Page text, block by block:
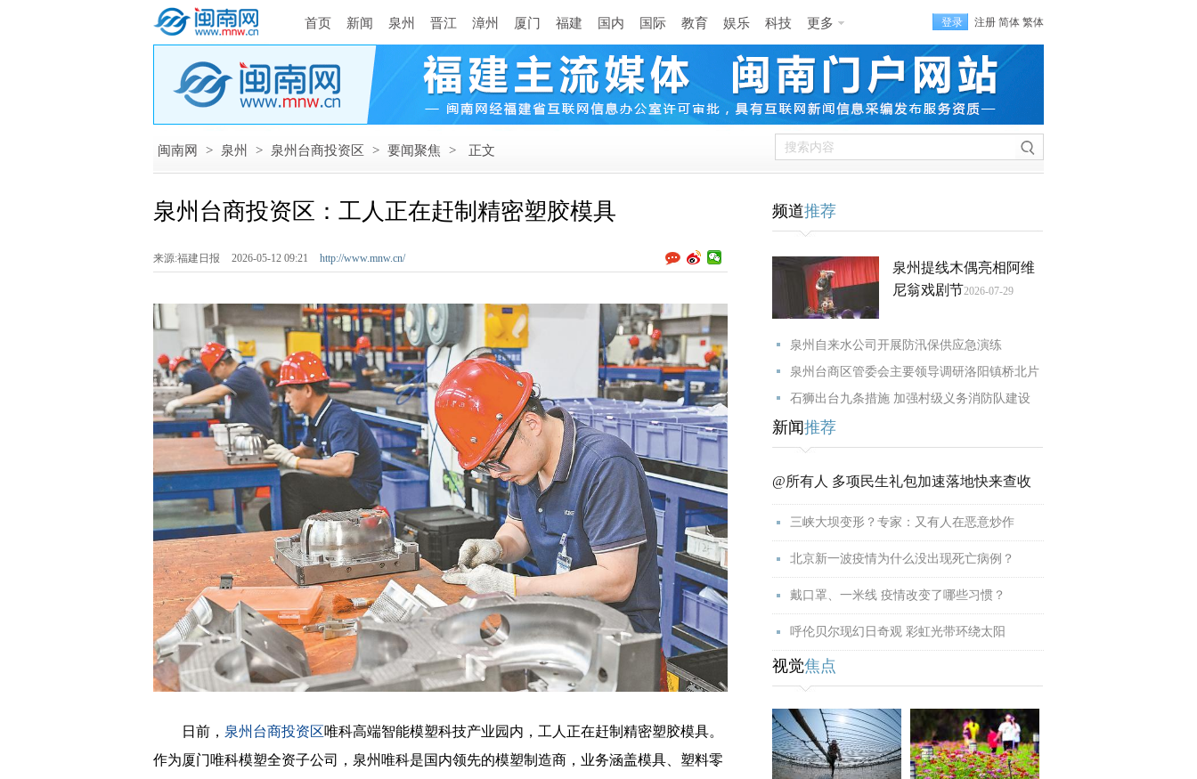
首页 新闻 泉州 晋江 漳州 厦门 福建 国内 国际 教育 娱乐 科技 更多 登录 注册 简体 繁体
闽南网 > 泉州 > 泉州台商投资区 > 要闻聚焦 > 正文
泉州台商投资区：工人正在赶制精密塑胶模具
来源:福建日报 2026-05-12 09:21 http://www.mnw.cn/
日前， 泉州台商投资区唯科高端智能模塑科技产业园内，工人正在赶制精密塑胶模具。
作为厦门唯科模塑全资子公司，泉州唯科是国内领先的模塑制造商，业务涵盖模具、塑料零
频道推荐
泉州提线木偶亮相阿维
尼翁戏剧节2026-07-29
泉州自来水公司开展防汛保供应急演练
泉州台商区管委会主要领导调研洛阳镇桥北片
石狮出台九条措施 加强村级义务消防队建设
新闻推荐
@所有人 多项民生礼包加速落地快来查收
三峡大坝变形？专家：又有人在恶意炒作
北京新一波疫情为什么没出现死亡病例？
戴口罩、一米线 疫情改变了哪些习惯？
呼伦贝尔现幻日奇观 彩虹光带环绕太阳
视觉焦点